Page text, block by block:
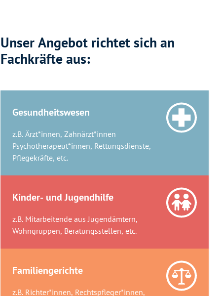
Unser Angebot richtet sich an
Fachkräfte aus:
Gesundheitswesen
z.B. Ärzt*innen, Zahnärzt*innen
Psychotherapeut*innen, Rettungsdienste,
Pflegekräfte, etc.
Kinder-​ und Ju­gend­hil­fe
z.B. Mitarbeitende aus Jugendämtern,
Wohngruppen, Beratungsstellen, etc.
Familiengerichte
z.B. Richter*innen, Rechtspfleger*innen,